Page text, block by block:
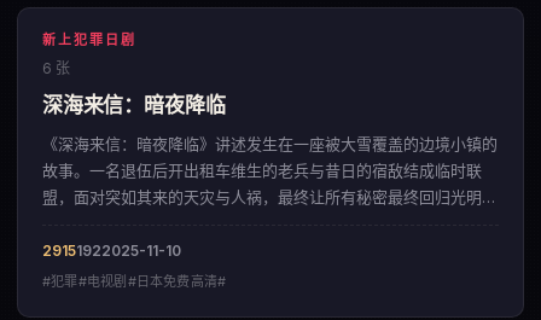
新上犯罪日剧
6 张
深海来信：暗夜降临
《深海来信：暗夜降临》讲述发生在一座被大雪覆盖的边境小镇的
故事。一名退伍后开出租车维生的老兵与昔日的宿敌结成临时联
盟，面对突如其来的天灾与人祸，最终让所有秘密最终回归光明。
作。
29151922025-11-10
#犯罪#电视剧#日本免费高清#